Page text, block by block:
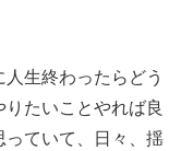
生終わったらどう
たいことやれば良
っていて、日々、揺